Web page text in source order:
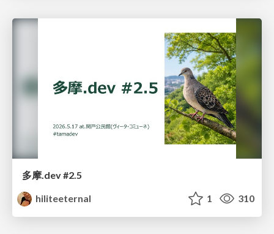
多摩.dev #2.5
hiliteeternal
1 310